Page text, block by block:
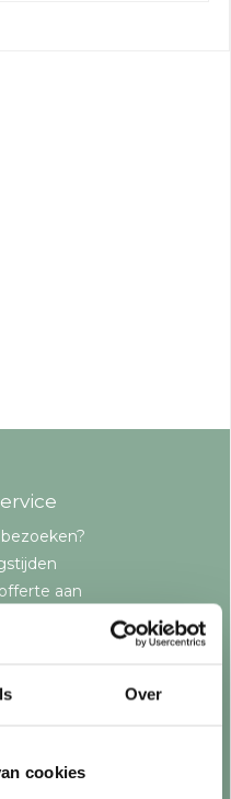
Over
cookies
aan
verwerking
klachten